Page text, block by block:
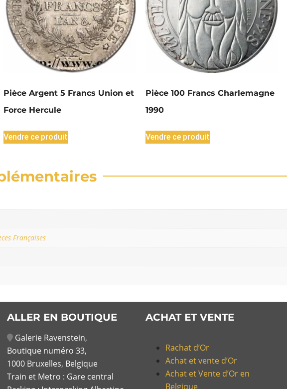
Pièce Argent 5 Francs Union et
Force Hercule
Vendre ce produit
Pièce 100 Francs Charlemagne
1990
Vendre ce produit
Françaises
ALLER EN BOUTIQUE
Galerie Ravenstein,
Boutique numéro 33,
1000 Bruxelles, Belgique
Train et Metro : Gare central
ACHAT ET VENTE
Rachat d’Or
Achat et vente d’Or
Achat et Vente d’Or en
Belgique